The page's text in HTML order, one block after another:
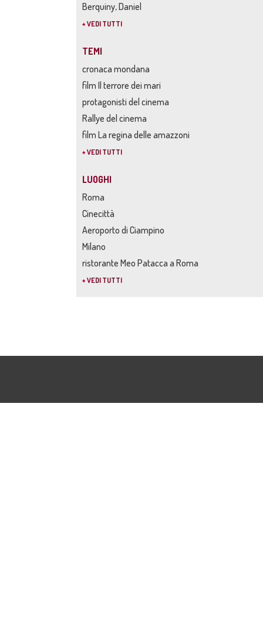
Berquiny, Daniel
+ VEDI TUTTI
TEMI
cronaca mondana
film Il terrore dei mari
protagonisti del cinema
Rallye del cinema
film La regina delle amazzoni
+ VEDI TUTTI
LUOGHI
Roma
Cinecittà
Aeroporto di Ciampino
Milano
ristorante Meo Patacca a Roma
+ VEDI TUTTI